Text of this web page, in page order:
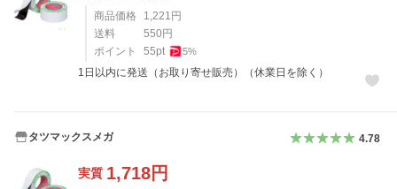
商品価格 1,221 円
送料
550円
ポイント
55pt 5%
1日以内に発送（お取り寄せ販売）（休業日を除く）
タツマックスメガ 4.78
実質 1,718円